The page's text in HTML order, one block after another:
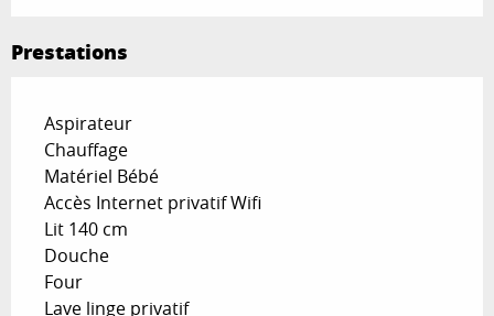
Prestations
Aspirateur
Chauffage
Matériel Bébé
Accès Internet privatif Wifi
Lit 140 cm
Douche
Four
Lave linge privatif